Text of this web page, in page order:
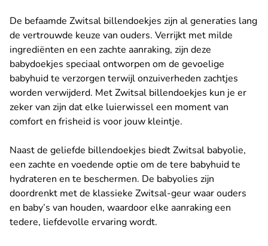
De befaamde Zwitsal billendoekjes zijn al generaties lang
de vertrouwde keuze van ouders. Verrijkt met milde
ingrediënten en een zachte aanraking, zijn deze
babydoekjes speciaal ontworpen om de gevoelige
babyhuid te verzorgen terwijl onzuiverheden zachtjes
worden verwijderd. Met Zwitsal billendoekjes kun je er
zeker van zijn dat elke luierwissel een moment van
comfort en frisheid is voor jouw kleintje.
Naast de geliefde billendoekjes biedt Zwitsal babyolie,
een zachte en voedende optie om de tere babyhuid te
hydrateren en te beschermen. De babyolies zijn
doordrenkt met de klassieke Zwitsal-geur waar ouders
en baby’s van houden, waardoor elke aanraking een
tedere, liefdevolle ervaring wordt.